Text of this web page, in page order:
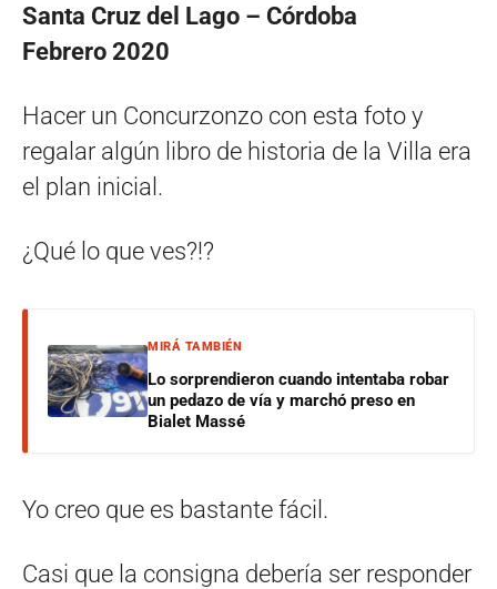
Santa Cruz del Lago – Córdoba
Febrero 2020
Hacer un Concurzonzo con esta foto y
regalar algún libro de historia de la Villa era
el plan inicial.
¿Qué lo que ves?!?
MIRÁ TAMBIÉN
Lo sorprendieron cuando intentaba robar
un pedazo de vía y marchó preso en
Bialet Massé
Yo creo que es bastante fácil.
Casi que la consigna debería ser responder